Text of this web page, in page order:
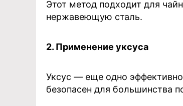
Этот метод подходит для
нержавеющую сталь.
2. Применение уксуса
Уксус — еще одно
безопасен для большинства